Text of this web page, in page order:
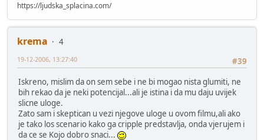
https://ljudska_splacina.com/
krema
4
#39
19-12-2006, 13:27:40
Iskreno, mislim da on sem sebe i ne bi mogao nista glumiti, ne
bih rekao da je neki potencijal...ali je istina i da mu daju uvijek
slicne uloge.
Zato sam i skeptican u vezi njegove uloge u ovom filmu,ali ako
je tako los scenario kako ga cripple predstavlja, onda vjerujem i
da ce se Kojo dobro snaci...